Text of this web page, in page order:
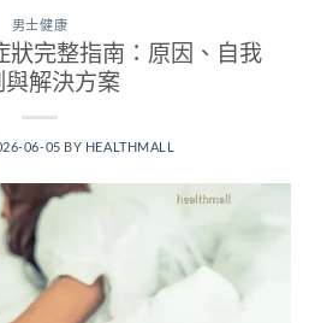
男士健康
狀完整指南：原因、自我
與解決方案
06-05 BY HEALTHMALL